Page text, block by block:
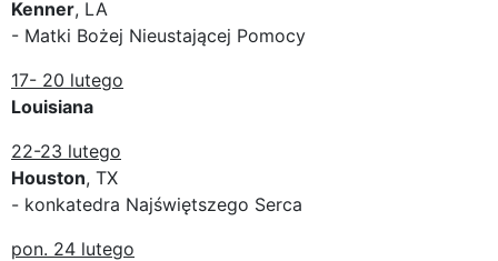
Kenner, LA
- Matki Bożej Nieustającej Pomocy
17- 20 lutego
Louisiana
22-23 lutego
Houston, TX
- konkatedra Najświętszego Serca
pon. 24 lutego